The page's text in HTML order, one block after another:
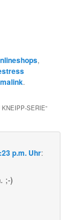
,
.
SERIE“
p.m. Uhr:
;-)